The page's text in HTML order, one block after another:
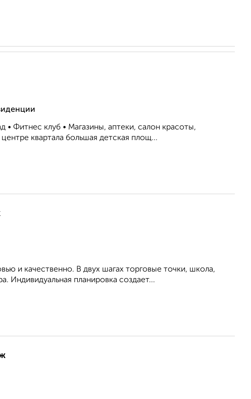
Фитнес клуб • Магазины, аптеки, салон красоты,
квартала большая детская площ...
и качественно. В двух шагах торговые точки, школа,
Индивидуальная планировка создает...